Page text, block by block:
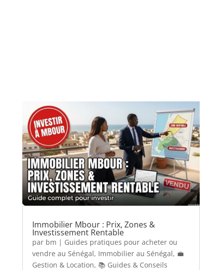
Immobilier Mbour : Prix, Zones &
Investissement Rentable
par bm | Guides pratiques pour acheter ou
vendre au Sénégal, Immobilier au Sénégal, 💼
Gestion & Location, 📚 Guides & Conseils